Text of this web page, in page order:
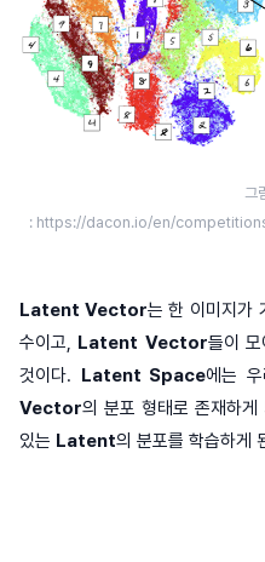
그
: https://dacon.io/en/
Latent Vector는 한 이미지가
수이고, Latent Vector들이 모
것이다. Latent Space에는
Vector의 분포 형태로 존재하게
있는 Latent의 분포를 학습하게